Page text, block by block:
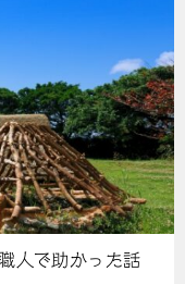
人で助かった話